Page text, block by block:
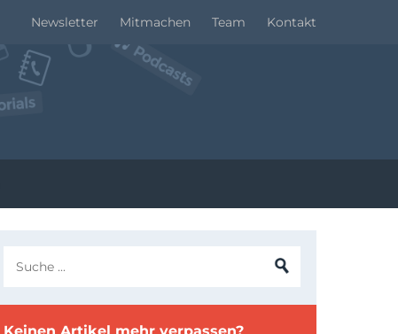
Newsletter Mitmachen Team Kontakt